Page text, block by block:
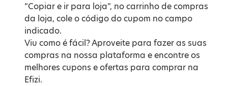
“Copiar e ir para loja”, no carrinho de compras
da loja, cole o código do cupom no campo
indicado.
Viu como é fácil? Aproveite para fazer as suas
compras na nossa plataforma e encontre os
melhores cupons e ofertas para comprar na
Efizi.